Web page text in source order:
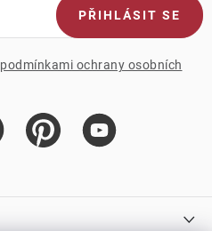
podmínkami ochrany osobních
PŘIHLÁSIT SE